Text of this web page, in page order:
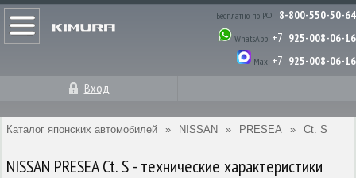
Бесплатно по РФ: 8-800-550-50-64
WhatsApp: +7 925-008-06-16
Max: +7 925-008-06-16
Вход
Каталог японских автомобилей » NISSAN » PRESEA » Ct. S
NISSAN PRESEA Ct. S - технические характеристики